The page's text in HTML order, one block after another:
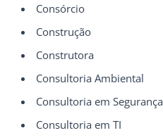
Consórcio
Construção
Construtora
Consultoria Ambiental
Consultoria em
Consultoria em TI